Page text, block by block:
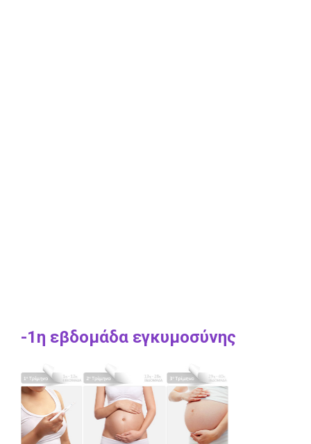
-1η εβδομάδα εγκυμοσύνης